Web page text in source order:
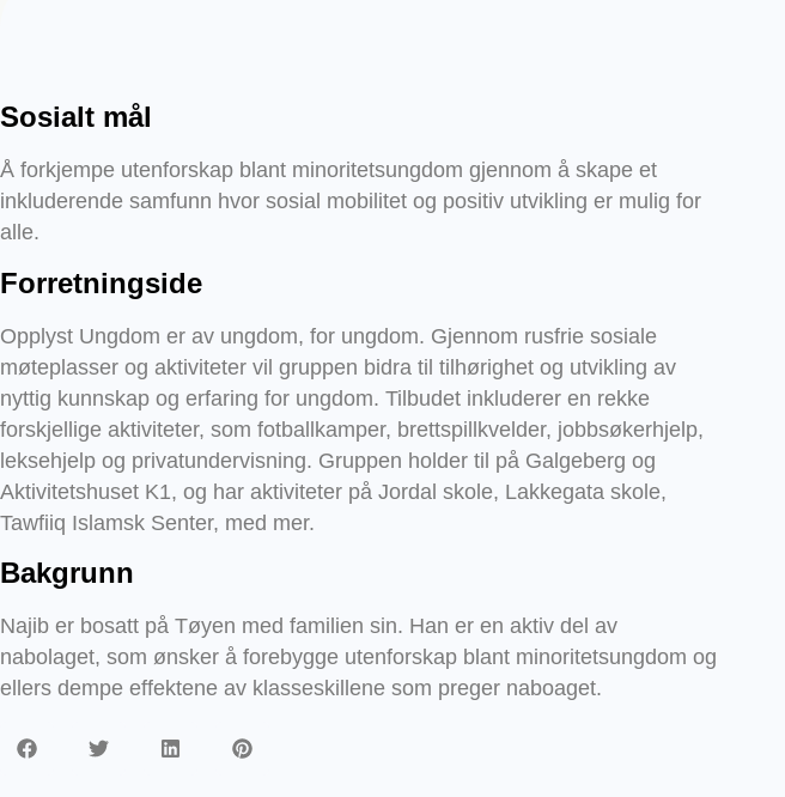
Sosialt mål
Å forkjempe utenforskap blant minoritetsungdom gjennom å skape et
inkluderende samfunn hvor sosial mobilitet og positiv utvikling er mulig for
alle.
Forretningside
Opplyst Ungdom er av ungdom, for ungdom. Gjennom rusfrie sosiale
møteplasser og aktiviteter vil gruppen bidra til tilhørighet og utvikling av
nyttig kunnskap og erfaring for ungdom. Tilbudet inkluderer en rekke
forskjellige aktiviteter, som fotballkamper, brettspillkvelder, jobbsøkerhjelp,
leksehjelp og privatundervisning. Gruppen holder til på Galgeberg og
Aktivitetshuset K1, og har aktiviteter på Jordal skole, Lakkegata skole,
Tawfiiq Islamsk Senter, med mer.
Bakgrunn
Najib er bosatt på Tøyen med familien sin. Han er en aktiv del av
nabolaget, som ønsker å forebygge utenforskap blant minoritetsungdom og
ellers dempe effektene av klasseskillene som preger naboaget.